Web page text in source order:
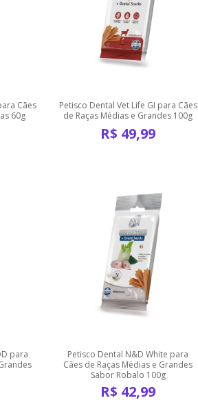
Cães
60g
Petisco Dental Vet Life GI para Cães
de Raças Médias e Grandes 100g
R$ 49,99
para
Petisco Dental N&D White para
Cães de Raças Médias e Grandes
Sabor Robalo 100g
R$ 42,99